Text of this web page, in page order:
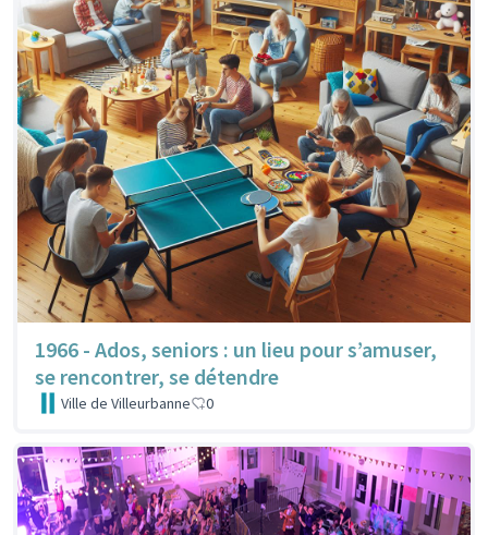
1966 - Ados, seniors : un lieu pour s’amuser,
se rencontrer, se détendre
Ville de Villeurbanne 0